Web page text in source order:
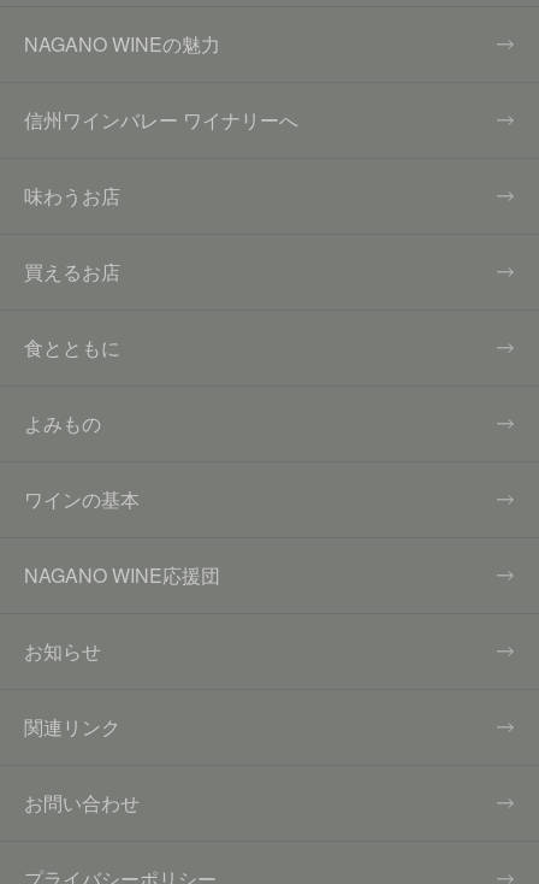
NAGANO WINEの魅力
信州ワインバレー ワイナリーへ
味わうお店
買えるお店
食とともに
よみもの
ワインの基本
NAGANO WINE応援団
お知らせ
関連リンク
お問い合わせ